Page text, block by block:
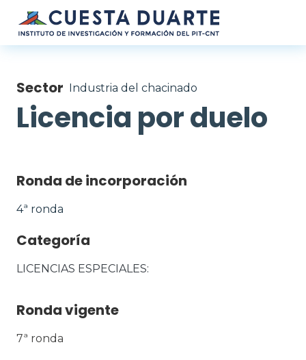
Pasar al contenido principal
Sector Industria del chacinado
Licencia por duelo
Ronda de incorporación
4ª ronda
Categoría
LICENCIAS ESPECIALES
Ronda vigente
7ª ronda